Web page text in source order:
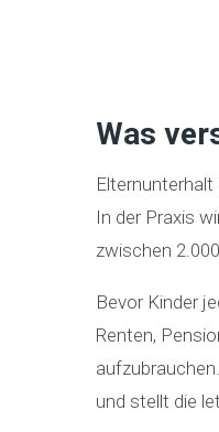
Was
In der Praxis
zwischen
Bevor Kinder
Renten,
und stellt die